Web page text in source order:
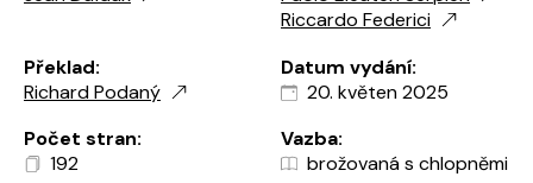
Riccardo Federici
Překlad:
Richard Podaný
Datum vydání:
20. květen 2025
Počet stran:
192
Vazba:
brožovaná s chlopněmi